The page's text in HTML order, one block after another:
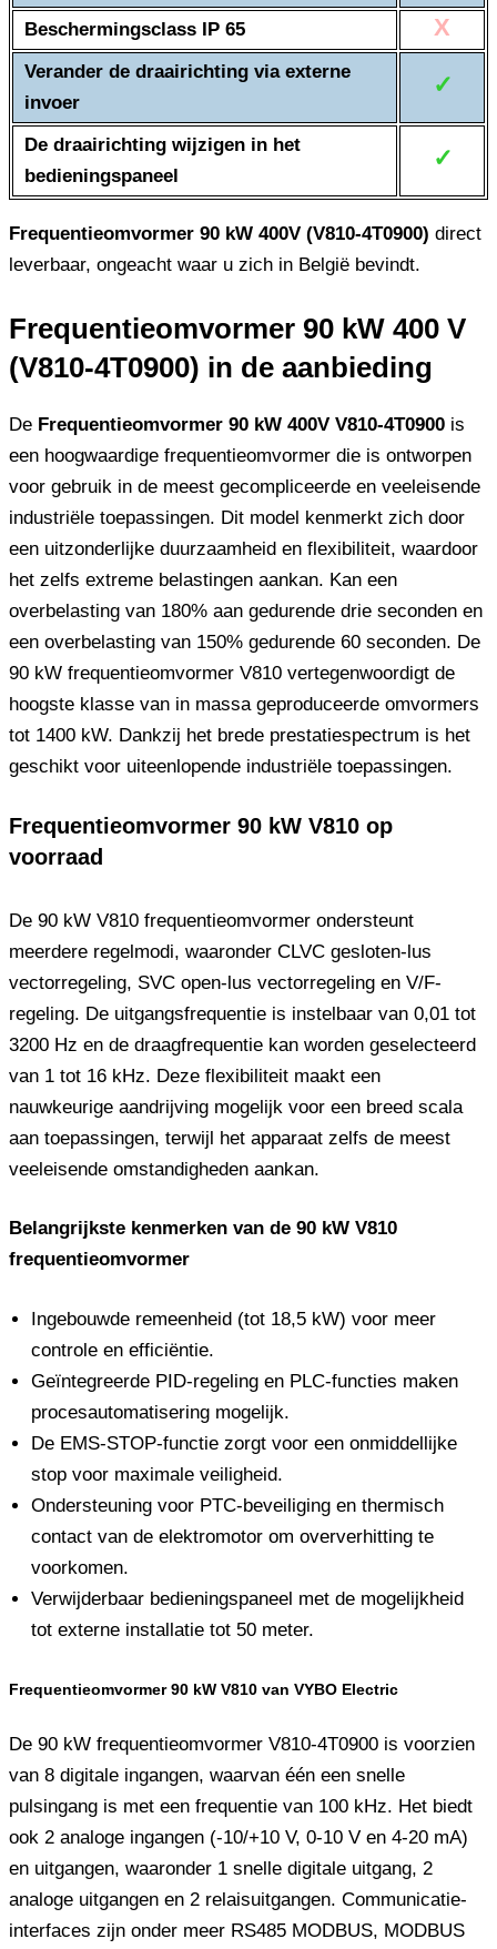
Beschermingsclass IP 65 X
Verander de draairichting via externe
invoer
✓
De draairichting wijzigen in het
bedieningspaneel
✓
Frequentieomvormer 90 kW 400V (V810-4T0900) direct
leverbaar, ongeacht waar u zich in België bevindt.
Frequentieomvormer 90 kW 400 V
(V810-4T0900) in de aanbieding
De Frequentieomvormer 90 kW 400V V810-4T0900 is
een hoogwaardige frequentieomvormer die is ontworpen
voor gebruik in de meest gecompliceerde en veeleisende
industriële toepassingen. Dit model kenmerkt zich door
een uitzonderlijke duurzaamheid en flexibiliteit, waardoor
het zelfs extreme belastingen aankan. Kan een
overbelasting van 180% aan gedurende drie seconden en
een overbelasting van 150% gedurende 60 seconden. De
90 kW frequentieomvormer V810 vertegenwoordigt de
hoogste klasse van in massa geproduceerde omvormers
tot 1400 kW. Dankzij het brede prestatiespectrum is het
geschikt voor uiteenlopende industriële toepassingen.
Frequentieomvormer 90 kW V810 op
voorraad
De 90 kW V810 frequentieomvormer ondersteunt
meerdere regelmodi, waaronder CLVC gesloten-lus
vectorregeling, SVC open-lus vectorregeling en V/F-
regeling. De uitgangsfrequentie is instelbaar van 0,01 tot
3200 Hz en de draagfrequentie kan worden geselecteerd
van 1 tot 16 kHz. Deze flexibiliteit maakt een
nauwkeurige aandrijving mogelijk voor een breed scala
aan toepassingen, terwijl het apparaat zelfs de meest
veeleisende omstandigheden aankan.
Belangrijkste kenmerken van de 90 kW V810
frequentieomvormer
Ingebouwde remeenheid (tot 18,5 kW) voor meer
controle en efficiëntie.
Geïntegreerde PID-regeling en PLC-functies maken
procesautomatisering mogelijk.
De EMS-STOP-functie zorgt voor een onmiddellijke
stop voor maximale veiligheid.
Ondersteuning voor PTC-beveiliging en thermisch
contact van de elektromotor om oververhitting te
voorkomen.
Verwijderbaar bedieningspaneel met de mogelijkheid
tot externe installatie tot 50 meter.
Frequentieomvormer 90 kW V810 van VYBO Electric
De 90 kW frequentieomvormer V810-4T0900 is voorzien
van 8 digitale ingangen, waarvan één een snelle
pulsingang is met een frequentie van 100 kHz. Het biedt
ook 2 analoge ingangen (-10/+10 V, 0-10 V en 4-20 mA)
en uitgangen, waaronder 1 snelle digitale uitgang, 2
analoge uitgangen en 2 relaisuitgangen. Communicatie-
interfaces zijn onder meer RS485 MODBUS, MODBUS